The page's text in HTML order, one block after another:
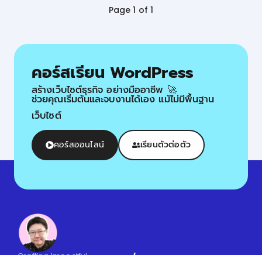
Page 1 of 1
คอร์สเรียน WordPress
สร้างเว็บไซต์ธุรกิจ อย่างมืออาชีพ 🚀
ช่วยคุณเริ่มต้นและจบงานได้เอง แม้ไม่มีพื้นฐาน
เว็บไซต์
คอร์สออนไลน์ เรียนตัวต่อตัว